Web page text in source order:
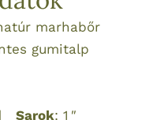
marhabőr
gumitalp
| Sarok: 1 ″